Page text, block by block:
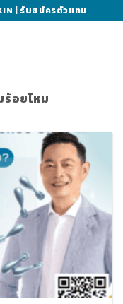
| รับสมัครตัวแทน
ร้อยไหม